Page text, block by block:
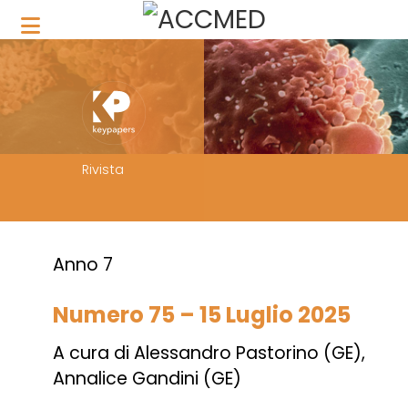
Rivista
Anno 7
Numero 75 – 15 Luglio 2025
A cura di Alessandro Pastorino (GE),
Annalice Gandini (GE)